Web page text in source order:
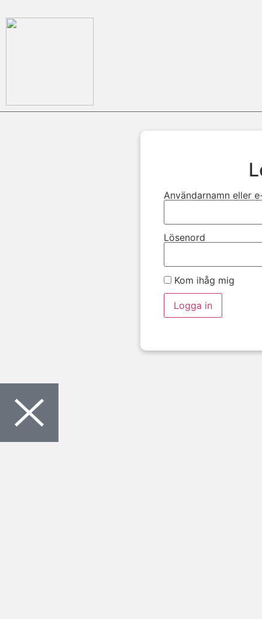
Användarnamn eller
Lösenord
Kom ihåg mig